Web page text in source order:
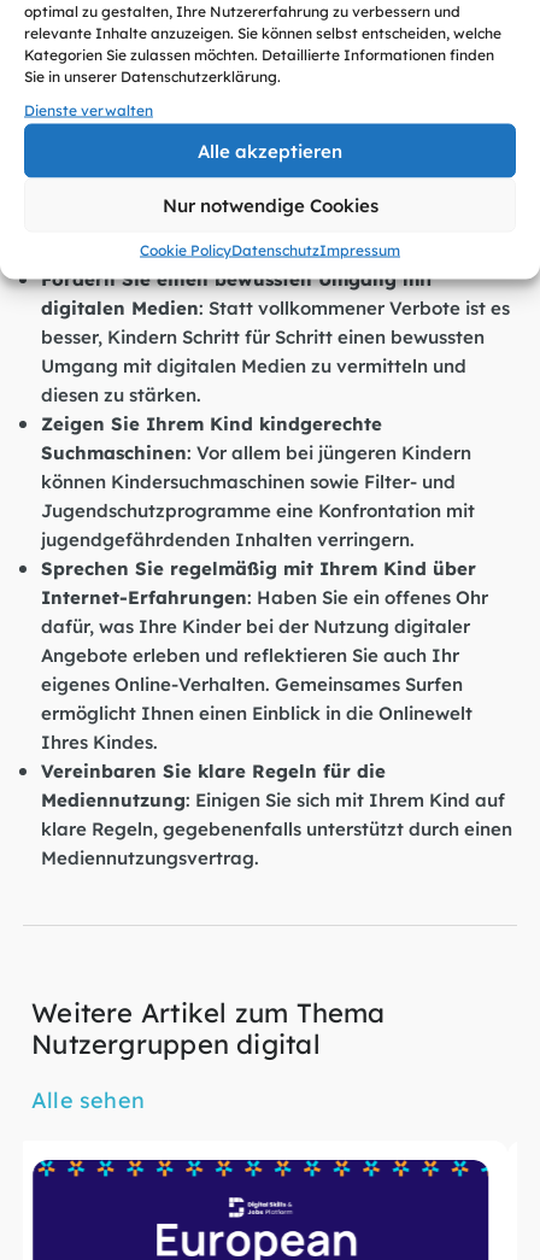
optimal zu gestalten, Ihre Nutzererfahrung zu verbessern und
relevante Inhalte anzuzeigen. Sie können selbst entscheiden, welche
Kategorien Sie zulassen möchten. Detaillierte Informationen finden
Sie in unserer Datenschutzerklärung.
Dienste verwalten
Alle akzeptieren
Nur notwendige Cookies
Cookie PolicyDatenschutzImpressum
Ich stimme zu
Erste Tipps für Eltern zur digitalen Mediennutzung
Fördern Sie einen bewussten Umgang mit
digitalen Medien: Statt vollkommener Verbote ist es
besser, Kindern Schritt für Schritt einen bewussten
Umgang mit digitalen Medien zu vermitteln und
diesen zu stärken.
Zeigen Sie Ihrem Kind kindgerechte
Suchmaschinen: Vor allem bei jüngeren Kindern
können Kindersuchmaschinen sowie Filter- und
Jugendschutzprogramme eine Konfrontation mit
jugendgefährdenden Inhalten verringern.
Sprechen Sie regelmäßig mit Ihrem Kind über
Internet-Erfahrungen: Haben Sie ein offenes Ohr
dafür, was Ihre Kinder bei der Nutzung digitaler
Angebote erleben und reflektieren Sie auch Ihr
eigenes Online-Verhalten. Gemeinsames Surfen
ermöglicht Ihnen einen Einblick in die Onlinewelt
Ihres Kindes.
Vereinbaren Sie klare Regeln für die
Mediennutzung: Einigen Sie sich mit Ihrem Kind auf
klare Regeln, gegebenenfalls unterstützt durch einen
Mediennutzungsvertrag.
Weitere Artikel zum Thema
Nutzergruppen digital
Alle sehen